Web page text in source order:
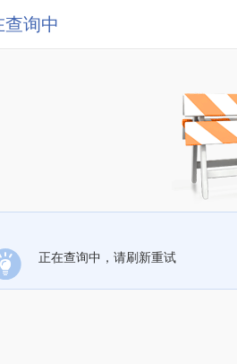
查询中
正在查询中，请刷新重试